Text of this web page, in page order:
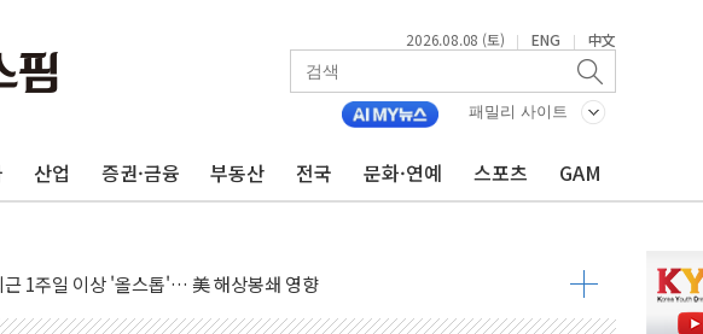
2026.08.08 (토) | ENG | 中文
패밀리 사이트
산업 증권·금융 부동산 전국 문화·연예 스포츠 GAM
준 금리 인상 가능성 낮아지며 상승… STOXX 600 지수는 나흘 연속 최고치
정' 체결… 이스라엘·이란 위협에 맞설 자체 억지력 강화
이르면 다음 주"
1주일 이상 '올스톱'… 美 해상봉쇄 영향
은 "또 개입했나" 촉각